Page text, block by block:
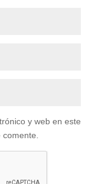
y web en este